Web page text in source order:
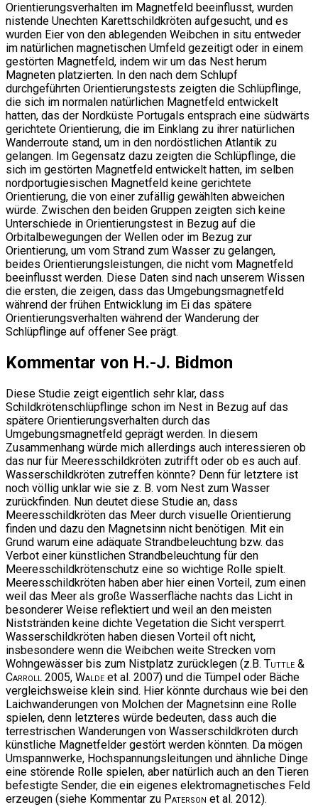
Orientierungsverhalten im Magnetfeld beeinflusst, wurden
nistende Unechten Karettschildkröten aufgesucht, und es
wurden Eier von den ablegenden Weibchen in situ entweder
im natürlichen magnetischen Umfeld gezeitigt oder in einem
gestörten Magnetfeld, indem wir um das Nest herum
Magneten platzierten. In den nach dem Schlupf
durchgeführten Orientierungstests zeigten die Schlüpflinge,
die sich im normalen natürlichen Magnetfeld entwickelt
hatten, das der Nordküste Portugals entsprach eine südwärts
gerichtete Orientierung, die im Einklang zu ihrer natürlichen
Wanderroute stand, um in den nordöstlichen Atlantik zu
gelangen. Im Gegensatz dazu zeigten die Schlüpflinge, die
sich im gestörten Magnetfeld entwickelt hatten, im selben
nordportugiesischen Magnetfeld keine gerichtete
Orientierung, die von einer zufällig gewählten abweichen
würde. Zwischen den beiden Gruppen zeigten sich keine
Unterschiede in Orientierungstest in Bezug auf die
Orbitalbewegungen der Wellen oder im Bezug zur
Orientierung, um vom Strand zum Wasser zu gelangen,
beides Orientierungsleistungen, die nicht vom Magnetfeld
beeinflusst werden. Diese Daten sind nach unserem Wissen
die ersten, die zeigen, dass das Umgebungsmagnetfeld
während der frühen Entwicklung im Ei das spätere
Orientierungsverhalten während der Wanderung der
Schlüpflinge auf offener See prägt.
Kommentar von H.-J. Bidmon
Diese Studie zeigt eigentlich sehr klar, dass
Schildkrötenschlüpflinge schon im Nest in Bezug auf das
spätere Orientierungsverhalten durch das
Umgebungsmagnetfeld geprägt werden. In diesem
Zusammenhang würde mich allerdings auch interessieren ob
das nur für Meeresschildkröten zutrifft oder ob es auch auf.
Wasserschildkröten zutreffen könnte? Denn für letztere ist
noch völlig unklar wie sie z. B. vom Nest zum Wasser
zurückfinden. Nun deutet diese Studie an, dass
Meeresschildkröten das Meer durch visuelle Orientierung
finden und dazu den Magnetsinn nicht benötigen. Mit ein
Grund warum eine adäquate Strandbeleuchtung bzw. das
Verbot einer künstlichen Strandbeleuchtung für den
Meeresschildkrötenschutz eine so wichtige Rolle spielt.
Meeresschildkröten haben aber hier einen Vorteil, zum einen
weil das Meer als große Wasserfläche nachts das Licht in
besonderer Weise reflektiert und weil an den meisten
Niststränden keine dichte Vegetation die Sicht versperrt.
Wasserschildkröten haben diesen Vorteil oft nicht,
insbesondere wenn die Weibchen weite Strecken vom
Wohngewässer bis zum Nistplatz zurücklegen (z.B. Tuttle &
Carroll 2005, Walde et al. 2007) und die Tümpel oder Bäche
vergleichsweise klein sind. Hier könnte durchaus wie bei den
Laichwanderungen von Molchen der Magnetsinn eine Rolle
spielen, denn letzteres würde bedeuten, dass auch die
terrestrischen Wanderungen von Wasserschildkröten durch
künstliche Magnetfelder gestört werden könnten. Da mögen
Umspannwerke, Hochspannungsleitungen und ähnliche Dinge
eine störende Rolle spielen, aber natürlich auch an den Tieren
befestigte Sender, die ein eigenes elektromagnetisches Feld
erzeugen (siehe Kommentar zu Paterson et al. 2012).